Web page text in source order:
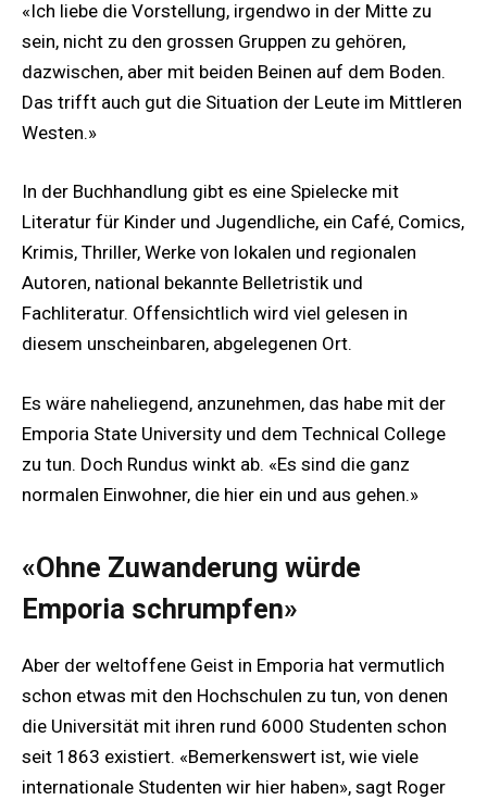
«Ich liebe die Vorstellung, irgendwo in der Mitte zu
sein, nicht zu den grossen Gruppen zu gehören,
dazwischen, aber mit beiden Beinen auf dem Boden.
Das trifft auch gut die Situation der Leute im Mittleren
Westen.»
In der Buchhandlung gibt es eine Spielecke mit
Literatur für Kinder und Jugendliche, ein Café, Comics,
Krimis, Thriller, Werke von lokalen und regionalen
Autoren, national bekannte Belletristik und
Fachliteratur. Offensichtlich wird viel gelesen in
diesem unscheinbaren, abgelegenen Ort.
Es wäre naheliegend, anzunehmen, das habe mit der
Emporia State University und dem Technical College
zu tun. Doch Rundus winkt ab. «Es sind die ganz
normalen Einwohner, die hier ein und aus gehen.»
«Ohne Zuwanderung würde
Emporia schrumpfen»
Aber der weltoffene Geist in Emporia hat vermutlich
schon etwas mit den Hochschulen zu tun, von denen
die Universität mit ihren rund 6000 Studenten schon
seit 1863 existiert. «Bemerkenswert ist, wie viele
internationale Studenten wir hier haben», sagt Roger